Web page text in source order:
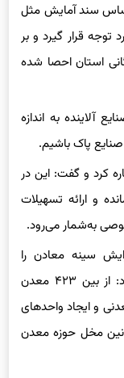
اساس سند آمایش مثل
توجه قرار گیرد و بر
استان احصا شده
آلاینده به اندازه
پاک باشیم.
اشاره کرد و گفت: این در
و ارائه تسهیلات
به‌شمار می‌رود.
سینه معادن را
چالش‌های از بخش معدن عنوان کرد و افزود: از بین ۴۲۳ معدن
و ایجاد واحدهای
مخل حوزه معدن